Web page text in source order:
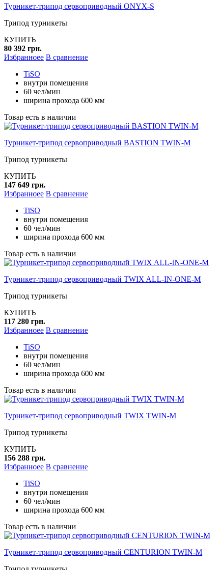
Турникет-трипод сервоприводный ONYX-S
Трипод турникеты
КУПИТЬ
80 392 грн.
Избранноее В сравнение
TiSO
внутри помещения
60 чел/мин
ширина прохода 600 мм
Товар есть в наличии
Турникет-трипод сервоприводный BASTION TWIN-M
Трипод турникеты
КУПИТЬ
147 649 грн.
Избранноее В сравнение
TiSO
внутри помещения
60 чел/мин
ширина прохода 600 мм
Товар есть в наличии
Турникет-трипод сервоприводный TWIX ALL-IN-ONE-M
Трипод турникеты
КУПИТЬ
117 280 грн.
Избранноее В сравнение
TiSO
внутри помещения
60 чел/мин
ширина прохода 600 мм
Товар есть в наличии
Турникет-трипод сервоприводный TWIX TWIN-M
Трипод турникеты
КУПИТЬ
156 288 грн.
Избранноее В сравнение
TiSO
внутри помещения
60 чел/мин
ширина прохода 600 мм
Товар есть в наличии
Турникет-трипод сервоприводный CENTURION TWIN-M